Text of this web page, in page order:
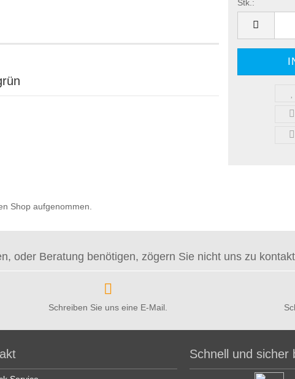
Stk.:
Shop aufgenommen.
oder Beratung benötigen, zögern Sie nicht uns zu
Schreiben Sie uns eine E-Mail.
Schnell und sicher